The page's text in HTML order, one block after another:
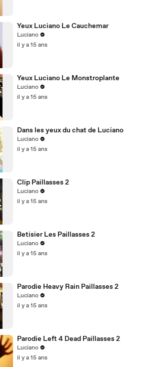
Yeux Luciano Le Cauchemar
Luciano
il y a 15 ans
Yeux Luciano Le Monstroplante
Luciano
il y a 15 ans
Dans les yeux du chat de Luciano
Luciano
il y a 15 ans
Clip Paillasses 2
Luciano
il y a 15 ans
Betisier Les Paillasses 2
Luciano
il y a 15 ans
Parodie Heavy Rain Paillasses 2
Luciano
il y a 15 ans
Parodie Left 4 Dead Paillasses 2
Luciano
il y a 15 ans